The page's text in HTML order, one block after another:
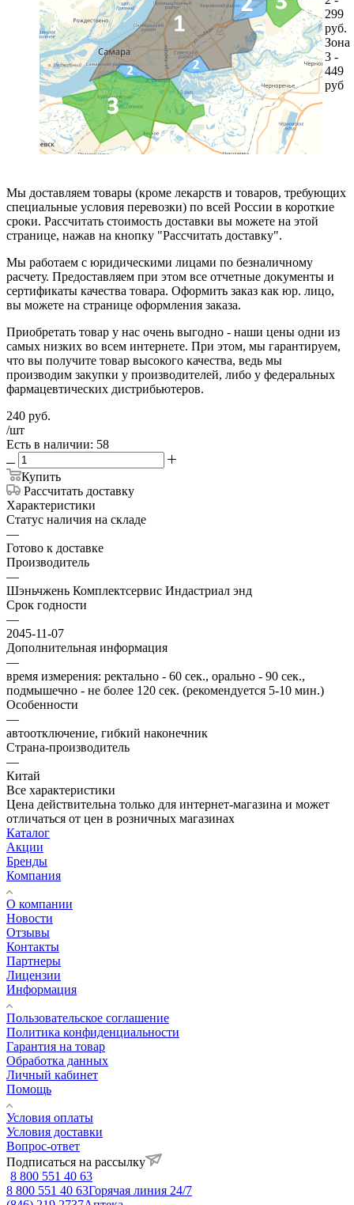
299
руб.
Зона
3 -
449
руб
Мы доставляем товары (кроме лекарств и товаров, требующих
специальные условия перевозки) по всей России в короткие
сроки. Рассчитать стоимость доставки вы можете на этой
странице, нажав на кнопку "Рассчитать доставку".
Мы работаем с юридическими лицами по безналичному
расчету. Предоставляем при этом все отчетные документы и
сертификаты качества товара. Оформить заказ как юр. лицо,
вы можете на странице оформления заказа.
Приобретать товар у нас очень выгодно - наши цены одни из
самых низких во всем интернете. При этом, мы гарантируем,
что вы получите товар высокого качества, ведь мы
производим закупки у производителей, либо у федеральных
фармацевтических дистрибьютеров.
240 руб.
/шт
Есть в наличии: 58
Купить
Рассчитать доставку
Характеристики
Статус наличия на складе
—
Готово к доставке
Производитель
—
Шэньчжень Комплектсервис Индастриал энд
Срок годности
—
2045-11-07
Дополнительная информация
—
время измерения: ректально - 60 сек., орально - 90 сек.,
подмышечно - не более 120 сек. (рекомендуется 5-10 мин.)
Особенности
—
автоотключение, гибкий наконечник
Страна-производитель
—
Китай
Все характеристики
Цена действительна только для интернет-магазина и может
отличаться от цен в розничных магазинах
Каталог
Акции
Бренды
Компания
О компании
Новости
Отзывы
Контакты
Партнеры
Лицензии
Информация
Пользовательское соглашение
Политика конфиденциальности
Гарантия на товар
Обработка данных
Личный кабинет
Помощь
Условия оплаты
Условия доставки
Вопрос-ответ
Подписаться на рассылку
8 800 551 40 63
8 800 551 40 63Горячая линия 24/7